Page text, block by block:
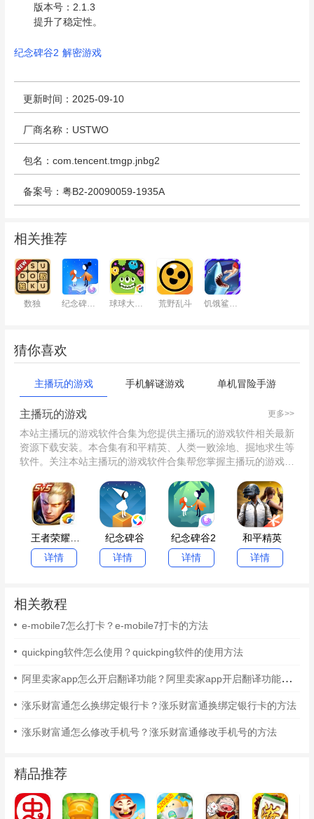
版本号：2.1.3
提升了稳定性。
纪念碑谷2 解密游戏
更新时间：2025-09-10
厂商名称：USTWO
包名：com.tencent.tmgp.jnbg2
备案号：粤B2-20090059-1935A
相关推荐
数独 纪念碑谷2 荒野乱斗
猜你喜欢
主播玩的游戏 手机解谜游戏 单机冒险手游
主播玩的游戏 更多>>
本站主播玩的游戏软件合集为您提供主播玩的游戏软件相关最新
资源下载安装。本合集有和平精英、人类一败涂地、掘地求生等
软件。关注本站主播玩的游戏软件合集帮您掌握主播玩的游戏软
效率，快速解决遇到的难题！欢迎大家关注本站，了解更多资
讯！
详情
纪念碑谷
详情
纪念碑谷2
详情
和平精英
详情
相关教程
e-mobile7怎么打卡？e-mobile7打卡的方法
quickping软件怎么使用？quickping软件的使用方法
阿里卖家app怎么开启翻译功能？阿里卖家app开启翻译功能的方法
涨乐财富通怎么换绑定银行卡？涨乐财富通换绑定银行卡的方法
涨乐财富通怎么修改手机号？涨乐财富通修改手机号的方法
精品推荐